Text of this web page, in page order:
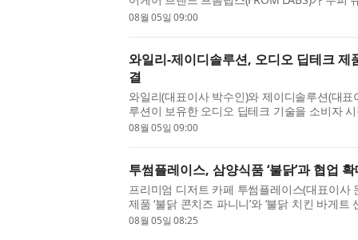
효과적으로 케어하는 신제품 ‘노세범 미스트
08월 05일 09:00
와일리-제이디솔루션, 오디오 딥테크 제
결
와일리(대표이사 박수인)와 제이디솔루션(대
루션이 보유한 오디오 딥테크 기술을 소비자
케팅·유통 공동사업 계약을 체결했다고 5일 밝
08월 05일 09:00
투썸플레이스, 삼양식품 ‘불닭’과 협업
프리미엄 디저트 카페 투썸플레이스(대표이사
제품 ‘불닭 콘치즈 파니니’와 ‘불닭 치킨 바게
식품의 ‘불닭’이 전 세계 소비자에게 사랑받는
08월 05일 08:25